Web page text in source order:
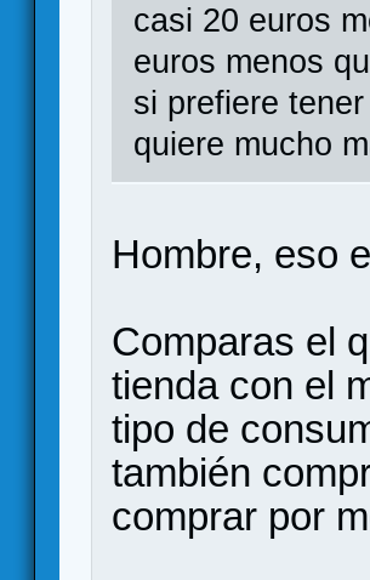
casi 20 euros
euros menos
si prefiere
quiere mucho
Hombre, eso
Comparas el
tienda con el
tipo de
también
comprar por